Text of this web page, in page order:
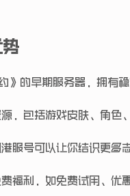
》的早期服务器，拥有
，包括游戏皮肤、角色
服号可以让你结识更多
福利，如免费试用、优